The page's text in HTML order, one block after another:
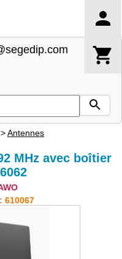
>Antennes
MHz avec boîtier
610067